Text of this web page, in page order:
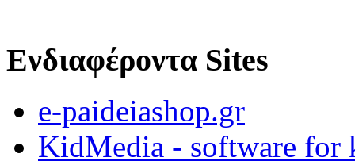
Ενδιαφέροντα Sites
e-paideiashop.gr
KidMedia - software for